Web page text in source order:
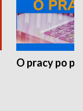
O pracy po